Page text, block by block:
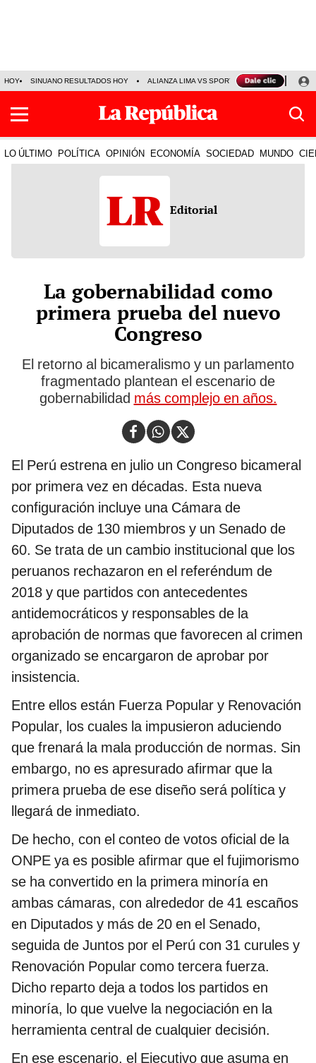
HOY SINUANO RESULTADOS HOY ALIANZA LIMA VS SPORT BOYS JORGE
LO ÚLTIMO POLÍTICA OPINIÓN ECONOMÍA SOCIEDAD MUNDO
Editorial
La gobernabilidad como
primera prueba del nuevo
Congreso
El retorno al bicameralismo y un parlamento
fragmentado plantean el escenario de
gobernabilidad más complejo en años.
El Perú estrena en julio un Congreso bicameral
por primera vez en décadas. Esta nueva
configuración incluye una Cámara de
Diputados de 130 miembros y un Senado de
60. Se trata de un cambio institucional que los
peruanos rechazaron en el referéndum de
2018 y que partidos con antecedentes
antidemocráticos y responsables de la
aprobación de normas que favorecen al crimen
organizado se encargaron de aprobar por
insistencia.
Entre ellos están Fuerza Popular y Renovación
Popular, los cuales la impusieron aduciendo
que frenará la mala producción de normas. Sin
embargo, no es apresurado afirmar que la
primera prueba de ese diseño será política y
llegará de inmediato.
De hecho, con el conteo de votos oficial de la
ONPE ya es posible afirmar que el fujimorismo
se ha convertido en la primera minoría en
ambas cámaras, con alrededor de 41 escaños
en Diputados y más de 20 en el Senado,
seguida de Juntos por el Perú con 31 curules y
Renovación Popular como tercera fuerza.
Dicho reparto deja a todos los partidos en
minoría, lo que vuelve la negociación en la
herramienta central de cualquier decisión.
En ese escenario, el Ejecutivo que asuma en